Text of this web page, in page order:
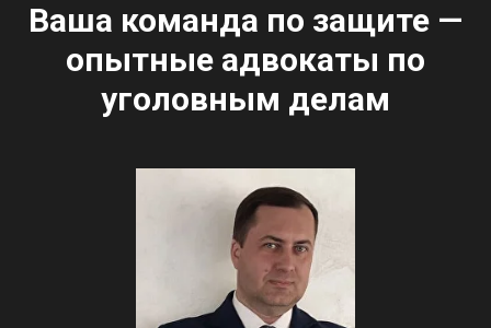
Ваша команда по защите —
опытные адвокаты по
уголовным делам